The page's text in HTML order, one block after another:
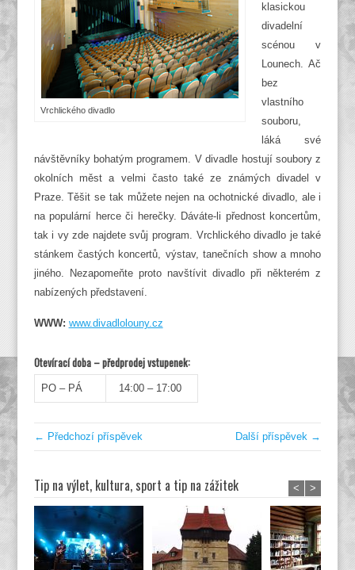
Vrchlického divadlo
klasickou
divadelní
scénou v
Lounech. Ač
bez
vlastního
souboru,
láká své
návštěvníky bohatým programem. V divadle hostují soubory z
okolních měst a velmi často také ze známých divadel v
Praze. Těšit se tak můžete nejen na ochotnické divadlo, ale i
na populární herce či herečky. Dáváte-li přednost koncertům,
tak i vy zde najdete svůj program. Vrchlického divadlo je také
stánkem častých koncertů, výstav, tanečních show a mnoho
jiného. Nezapomeňte proto navštívit divadlo při některém z
nabízených představení.
WWW: www.divadlolouny.cz
Otevírací doba – předprodej vstupenek:
PO – PÁ 14:00 – 17:00
← Předchozí příspěvek Další příspěvek →
Tip na výlet, kultura, sport a tip na zážitek < >